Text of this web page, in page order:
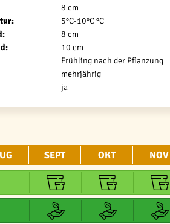
8 cm
5°C-10°C °C
8 cm
10 cm
Frühling nach der Pflanzung
mehrjährig
ja
SEPT OKT NOV